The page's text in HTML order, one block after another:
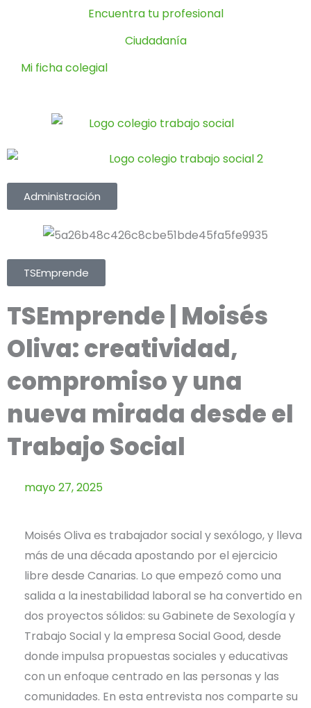
Encuentra tu profesional
Ciudadanía
Mi ficha colegial
Administración
TSEmprende
TSEmprende | Moisés
Oliva: creatividad,
compromiso y una
nueva mirada desde el
Trabajo Social
mayo 27, 2025
Moisés Oliva es trabajador social y sexólogo, y lleva
más de una década apostando por el ejercicio
libre desde Canarias. Lo que empezó como una
salida a la inestabilidad laboral se ha convertido en
dos proyectos sólidos: su Gabinete de Sexología y
Trabajo Social y la empresa Social Good, desde
donde impulsa propuestas sociales y educativas
con un enfoque centrado en las personas y las
comunidades. En esta entrevista nos comparte su